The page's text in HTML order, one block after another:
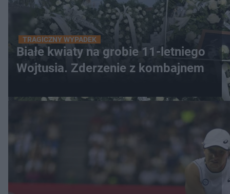
TRAGICZNY WYPADEK
Białe kwiaty na grobie 11-letniego
Wojtusia. Zderzenie z kombajnem